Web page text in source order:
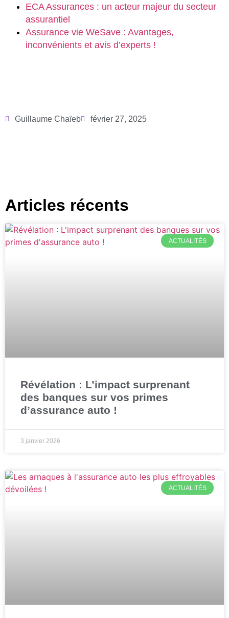
ECA Assurances : un acteur majeur du secteur
assurantiel
Assurance vie WeSave : Avantages,
inconvénients et avis d’experts !
Guillaume Chaïeb février 27, 2025
Articles récents
ACTUALITÉS
Révélation : L’impact surprenant
des banques sur vos primes
d’assurance auto !
3 janvier 2026
ACTUALITÉS